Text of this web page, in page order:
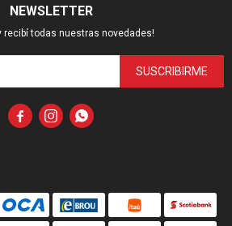
NEWSLETTER
recibí todas nuestras novedades!
SUSCRIBIRME
  